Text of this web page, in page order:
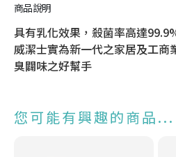
商品說明
具有乳化效果，殺菌率高達
威潔士實為新一代之家居及工商
臭闢味之好幫手
您可能有興趣的商品...